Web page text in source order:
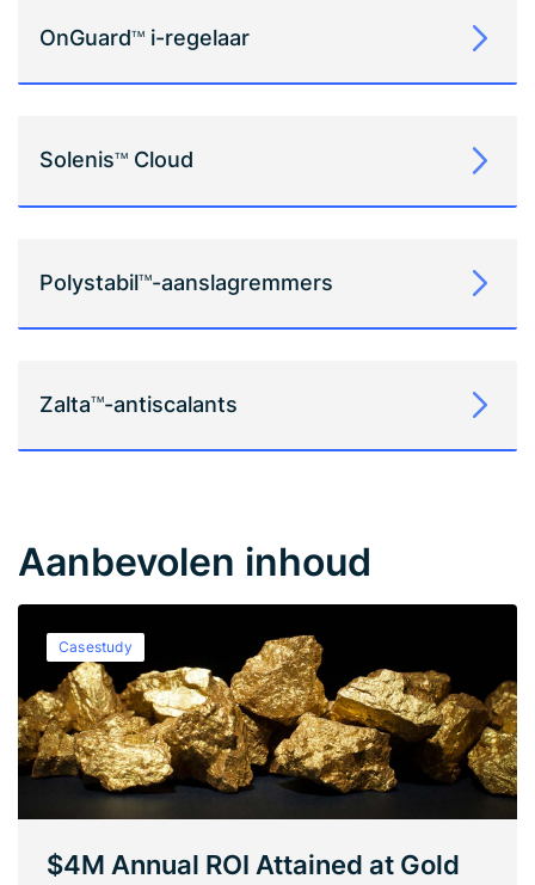
OnGuardTM i-regelaar
SolenisTM Cloud
PolystabilTM-aanslagremmers
ZaltaTM-antiscalants
Aanbevolen inhoud
Casestudy
$4M Annual ROI Attained at Gold